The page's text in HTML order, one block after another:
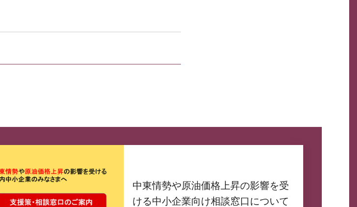
中東情勢や原油価格上昇の影響を受
ける中小企業向け相談窓口について